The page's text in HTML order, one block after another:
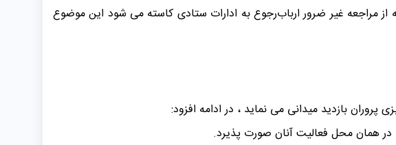
از مراجعه غیر ضرور ارباب‌رجوع به ادارات ستادی کاسته می شود این موضوع
بازدید میدانی می نماید ، در ادامه افزود:
در همان محل فعالیت آنان صورت پذیرد.